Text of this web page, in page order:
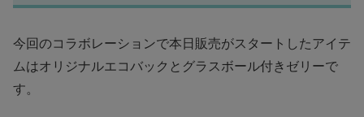
今回のコラボレーションで本日販売がスタートしたアイテ
ムはオリジナルエコバックとグラスボール付きゼリーで
す。